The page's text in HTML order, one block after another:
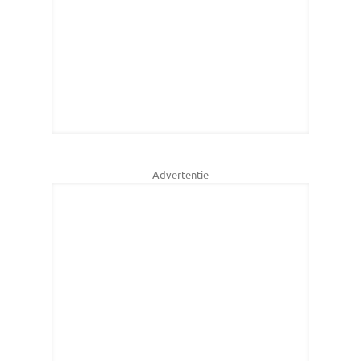
Advertentie